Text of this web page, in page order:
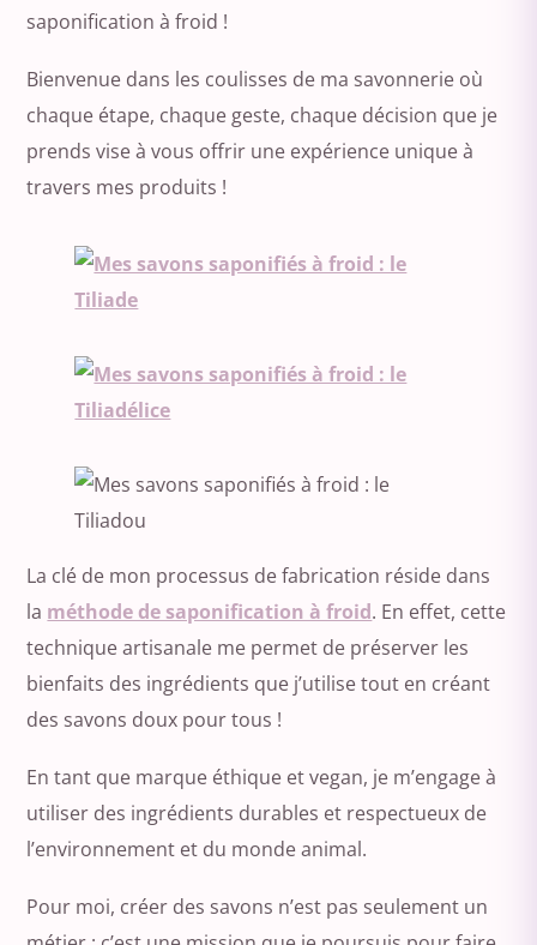
saponification à froid !
Bienvenue dans les coulisses de ma savonnerie où
chaque étape, chaque geste, chaque décision que je
prends vise à vous offrir une expérience unique à
travers mes produits !
La clé de mon processus de fabrication réside dans
la méthode de saponification à froid. En effet, cette
technique artisanale me permet de préserver les
bienfaits des ingrédients que j’utilise tout en créant
des savons doux pour tous !
En tant que marque éthique et vegan, je m’engage à
utiliser des ingrédients durables et respectueux de
l’environnement et du monde animal.
Pour moi, créer des savons n’est pas seulement un